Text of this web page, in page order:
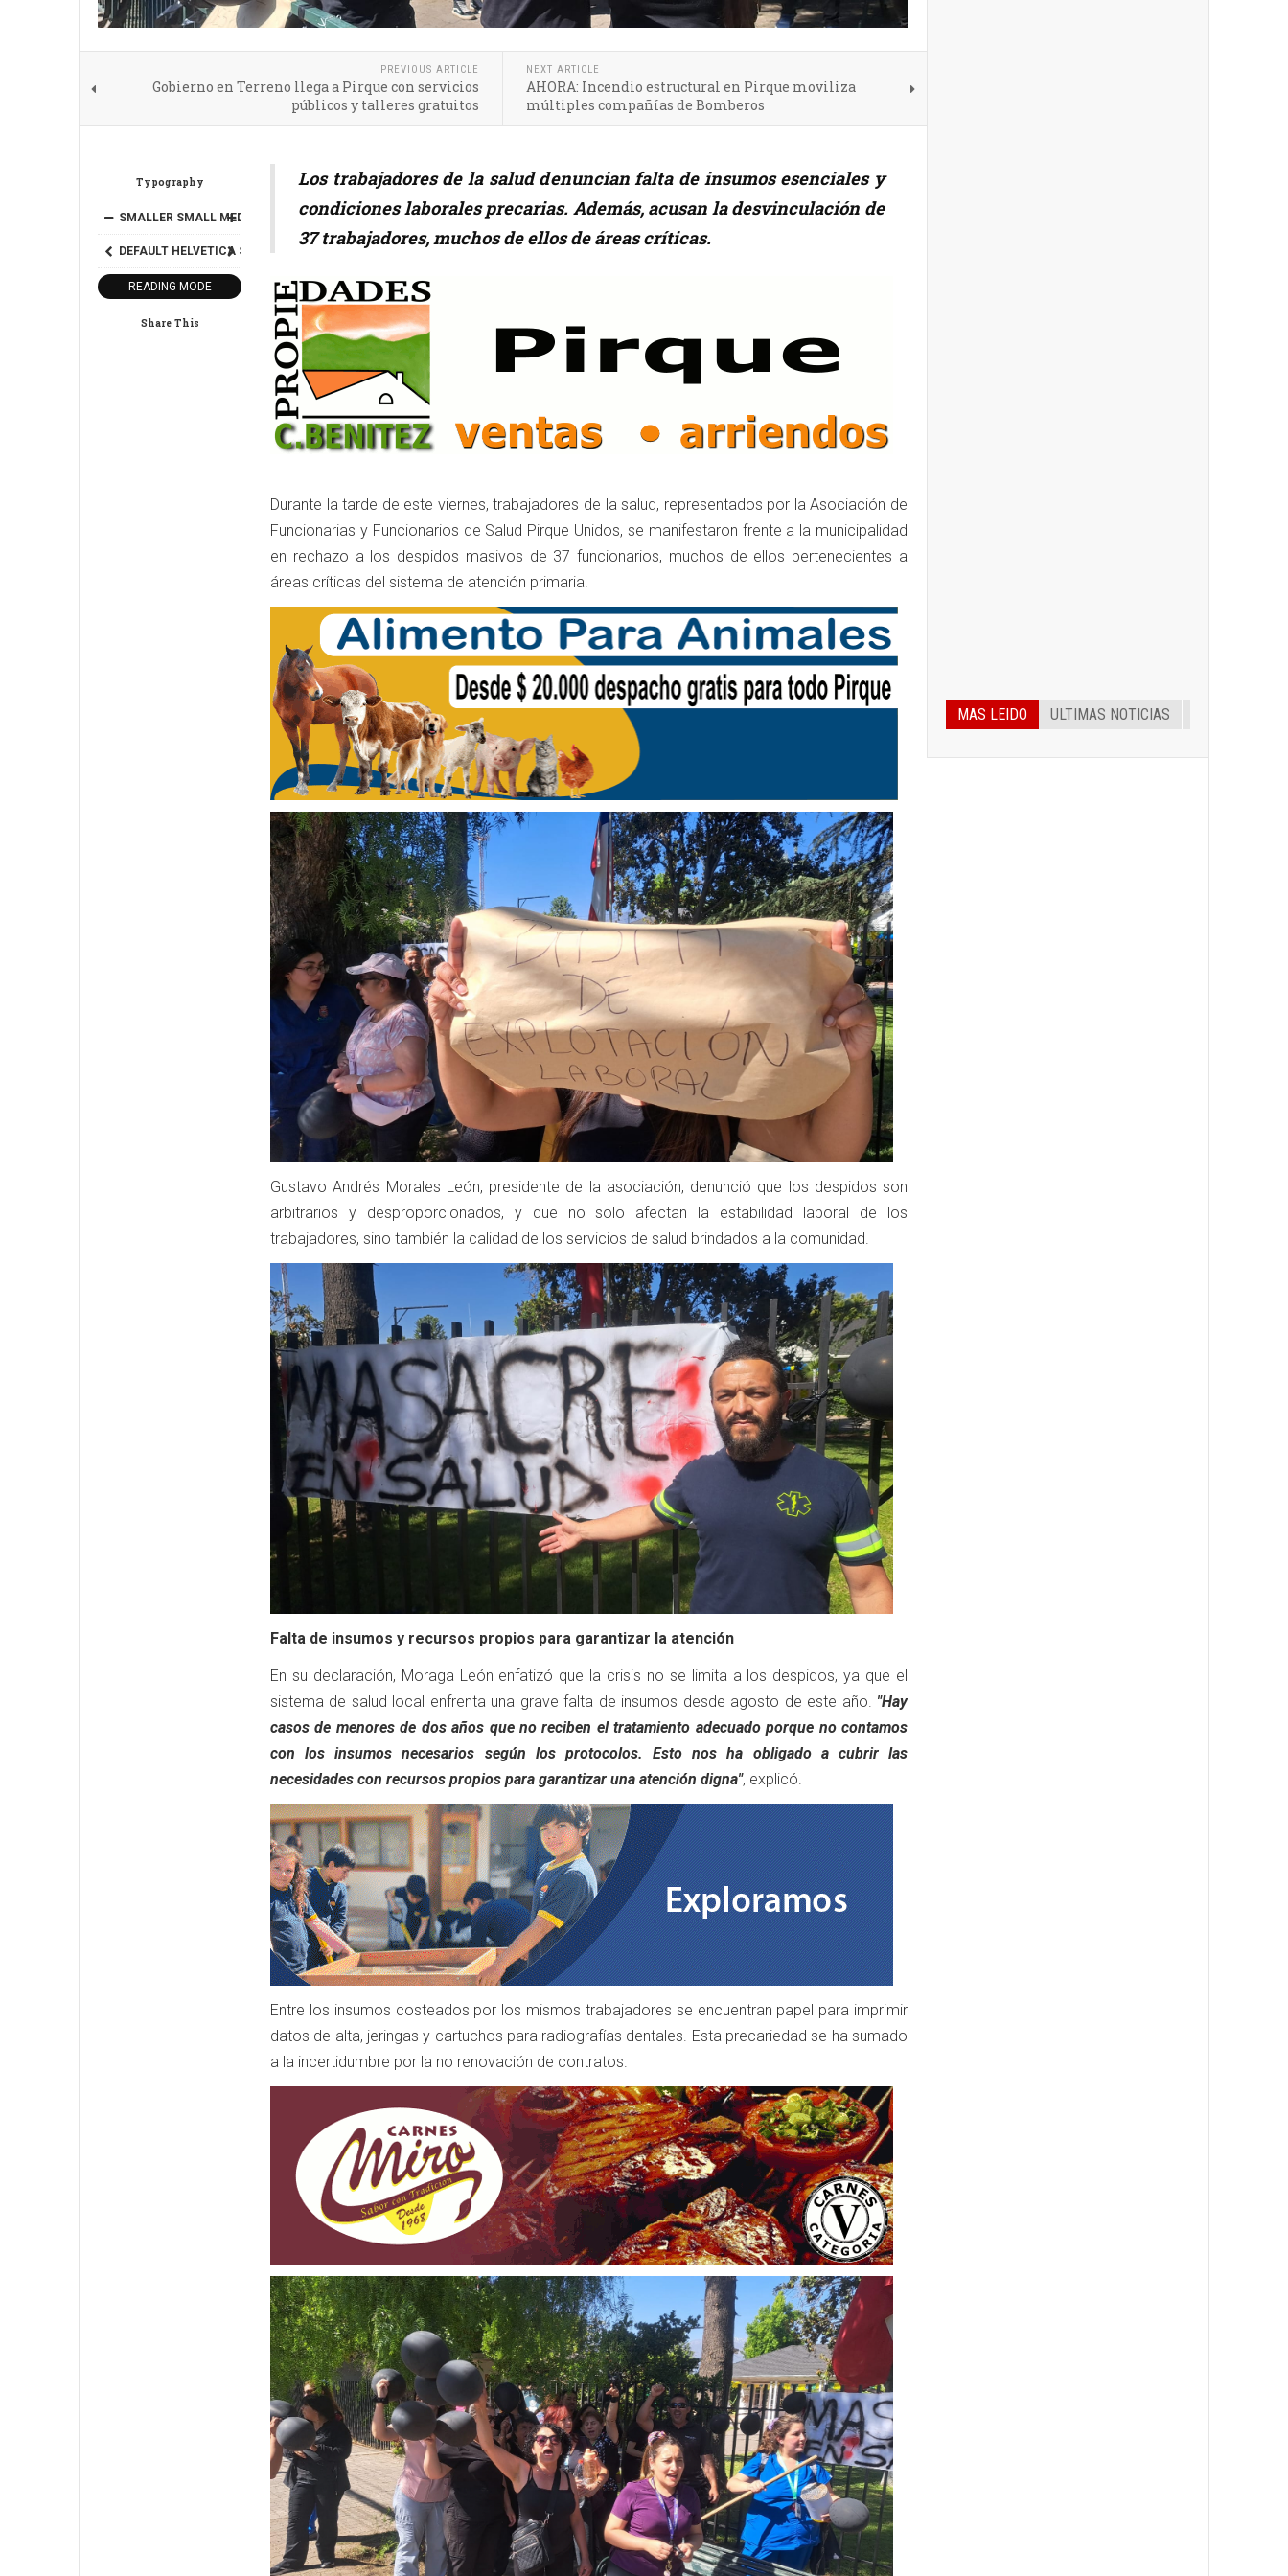
PREVIOUS ARTICLE
Gobierno en Terreno llega a Pirque con servicios
públicos y talleres gratuitos
NEXT ARTICLE
AHORA: Incendio estructural en Pirque moviliza
múltiples compañías de Bomberos
Typography
SMALLER SMALL MEDIUM BIGGER
DEFAULT HELVETICA SEGOE TIMES
READING MODE
Share This
Los trabajadores de la salud denuncian falta de insumos esenciales y
condiciones laborales precarias. Además, acusan la desvinculación de
37 trabajadores, muchos de ellos de áreas críticas.
Durante la tarde de este viernes, trabajadores de la salud, representados por la Asociación de
Funcionarias y Funcionarios de Salud Pirque Unidos, se manifestaron frente a la municipalidad
en rechazo a los despidos masivos de 37 funcionarios, muchos de ellos pertenecientes a
áreas críticas del sistema de atención primaria.
Gustavo Andrés Morales León, presidente de la asociación, denunció que los despidos son
arbitrarios y desproporcionados, y que no solo afectan la estabilidad laboral de los
trabajadores, sino también la calidad de los servicios de salud brindados a la comunidad.
Falta de insumos y recursos propios para garantizar la atención
En su declaración, Moraga León enfatizó que la crisis no se limita a los despidos, ya que el
sistema de salud local enfrenta una grave falta de insumos desde agosto de este año. "Hay
casos de menores de dos años que no reciben el tratamiento adecuado porque no contamos
con los insumos necesarios según los protocolos. Esto nos ha obligado a cubrir las
necesidades con recursos propios para garantizar una atención digna", explicó.
Entre los insumos costeados por los mismos trabajadores se encuentran papel para imprimir
datos de alta, jeringas y cartuchos para radiografías dentales. Esta precariedad se ha sumado
a la incertidumbre por la no renovación de contratos.
MAS LEIDO ULTIMAS NOTICIAS